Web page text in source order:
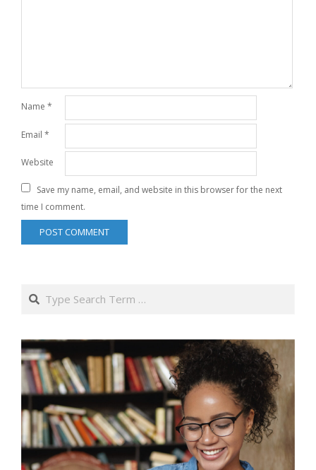
Name *
Email *
Website
Save my name, email, and website in this browser for the next
time I comment.
Search